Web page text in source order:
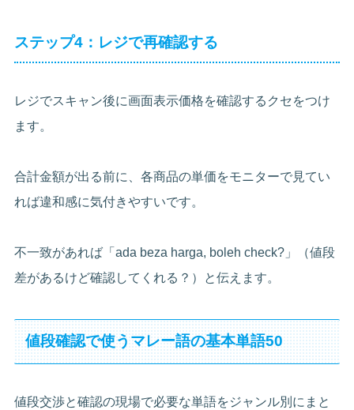
ステップ4：レジで再確認する
レジでスキャン後に画面表示価格を確認するクセをつけ
ます。
合計金額が出る前に、各商品の単価をモニターで見てい
れば違和感に気付きやすいです。
不一致があれば「ada beza harga, boleh check?」（値段
差があるけど確認してくれる？）と伝えます。
値段確認で使うマレー語の基本単語50
値段交渉と確認の現場で必要な単語をジャンル別にまと